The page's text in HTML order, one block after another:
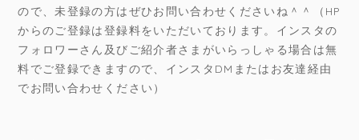
ので、未登録の方はぜひお問い合わせくださいね＾＾（HP
からのご登録は登録料をいただいております。インスタの
フォロワーさん及びご紹介者さまがいらっしゃる場合は無
料でご登録できますので、インスタDMまたはお友達経由
でお問い合わせください）